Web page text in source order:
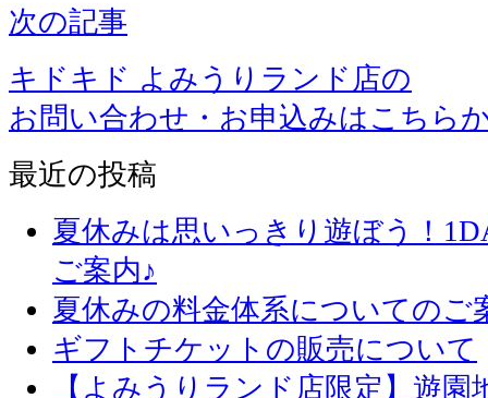
次の記事
キドキド よみうりランド店の
お問い合わせ・お申込みはこちら
最近の投稿
夏休みは思いっきり遊ぼう！
ご案内♪
夏休みの料金体系についてのご
ギフトチケットの販売について
【よみうりランド店限定】遊